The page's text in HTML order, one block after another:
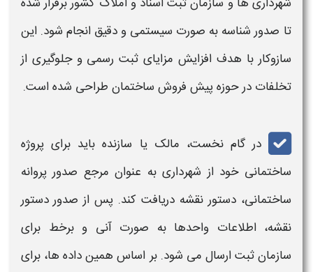
تا صدور شناسه به صورت سیستمی و دقیق انجام شود. این
سازوکار با هدف افزایش مزایای ثبت رسمی و جلوگیری از
تخلفات در حوزه پیش فروش ساختمان طراحی شده است.
در گام نخست، مالک یا سازنده باید برای پروژه
ساختمانی خود از شهرداری به عنوان مرجع صدور پروانه
ساختمانی، دستور نقشه دریافت کند. پس از صدوردستور
نقشه، اطلاعات واحدها به صورت آنی و برخط برای
سازمان ثبت ارسال می شود. بر اساس همین داده ها، برای